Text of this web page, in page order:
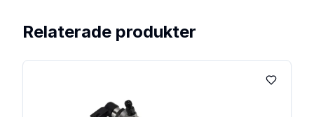
Relaterade produkter
Lägg till